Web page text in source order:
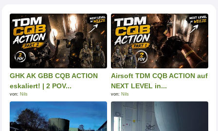
GHK AK GBB CQB ACTION
eskaliert! | 2 POV...
von: Nils
Airsoft TDM CQB ACTION auf
NEXT LEVEL in...
von: Nils